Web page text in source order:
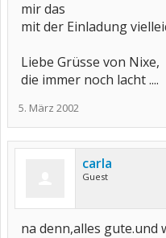
mir das
mit der Einladung
Liebe Grüsse von Nixe,
die immer noch lacht ....
5. März 2002
carla
Guest
na denn,alles gute.und